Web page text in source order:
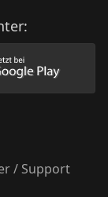
herunter
Lade unsere
/ Support